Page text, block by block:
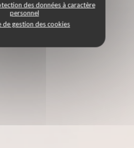
des données à caractère
personnel
de gestion des cookies